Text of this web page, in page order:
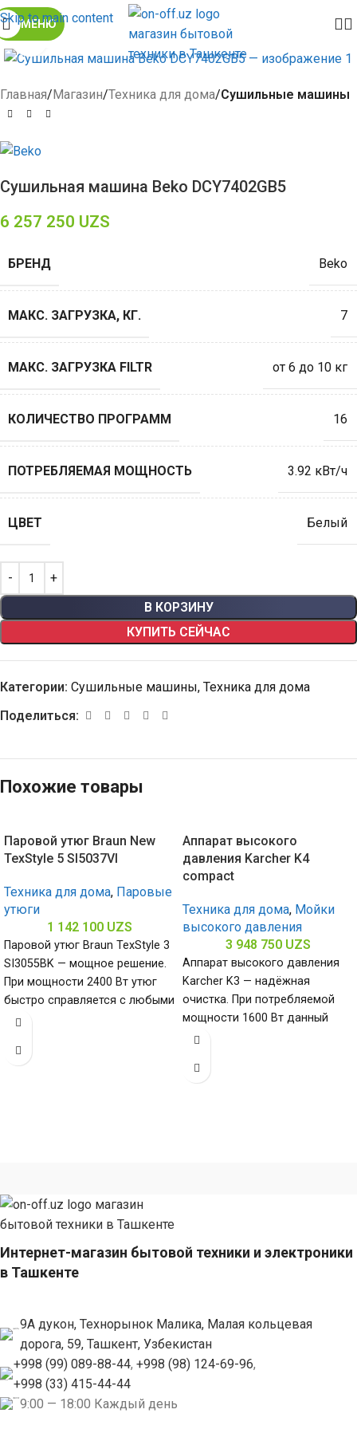
Skip to main content
МЕНЮ
Click to enlarge
Главная Магазин Техника для дома Сушильные машины
Сушильная машина Beko DCY7402GB5
6 257 250 UZS
БРЕНД Beko
МАКС. ЗАГРУЗКА, КГ. 7
МАКС. ЗАГРУЗКА FILTR от 6 до 10 кг
КОЛИЧЕСТВО ПРОГРАММ 16
ПОТРЕБЛЯЕМАЯ МОЩНОСТЬ 3.92 кВт/ч
ЦВЕТ Белый
В КОРЗИНУ
КУПИТЬ СЕЙЧАС
Категории: Сушильные машины, Техника для дома
Поделиться:
Похожие товары
Паровой утюг Braun New
TexStyle 5 SI5037VI
Техника для дома, Паровые
утюги
1 142 100 UZS
Паровой утюг Braun TexStyle 3
SI3055BK — мощное решение.
При мощности 2400 Вт утюг
быстро справляется с любыми
складками, керамическая
Аппарат высокого
давления Karcher K4
compact
Техника для дома, Мойки
высокого давления
3 948 750 UZS
Аппарат высокого давления
Karcher K3 — надёжная
очистка. При потребляемой
мощности 1600 Вт данный
аппарат создает рабочее
Интернет-магазин бытовой техники и электроники
в Ташкенте
9А дукон, Технорынок Малика, Малая кольцевая
дорога, 59, Ташкент, Узбекистан
+998 (99) 089-88-44, +998 (98) 124-69-96,
+998 (33) 415-44-44
9:00 — 18:00 Каждый день